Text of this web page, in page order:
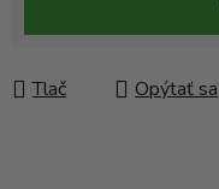
Tlač Opýtať sa